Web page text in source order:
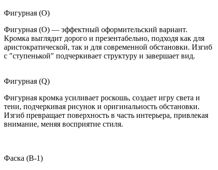
Фигурная (O)
Фигурная (O) — эффектный оформительский вариант.
Кромка выглядит дорого и презентабельно, подходя как для
аристократической, так и для современной обстановки. Изгиб
с "ступенькой" подчеркивает структуру и завершает вид.
Фигурная (Q)
Фигурная кромка усиливает роскошь, создает игру света и
тени, подчеркивая рисунок и оригинальность обстановки.
Изгиб превращает поверхность в часть интерьера, привлекая
внимание, меняя восприятие стиля.
Фаска (B-1)